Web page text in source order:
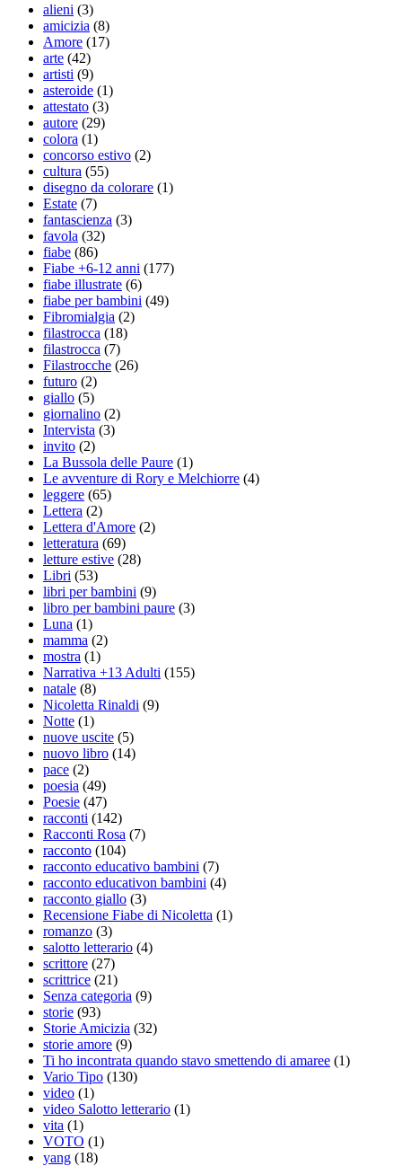
alieni (3)
amicizia (8)
Amore (17)
arte (42)
artisti (9)
asteroide (1)
attestato (3)
autore (29)
colora (1)
concorso estivo (2)
cultura (55)
disegno da colorare (1)
Estate (7)
fantascienza (3)
favola (32)
fiabe (86)
Fiabe +6-12 anni (177)
fiabe illustrate (6)
fiabe per bambini (49)
Fibromialgia (2)
filastrocca (18)
filastrocca (7)
Filastrocche (26)
futuro (2)
giallo (5)
giornalino (2)
Intervista (3)
invito (2)
La Bussola delle Paure (1)
Le avventure di Rory e Melchiorre (4)
leggere (65)
Lettera (2)
Lettera d'Amore (2)
letteratura (69)
letture estive (28)
Libri (53)
libri per bambini (9)
libro per bambini paure (3)
Luna (1)
mamma (2)
mostra (1)
Narrativa +13 Adulti (155)
natale (8)
Nicoletta Rinaldi (9)
Notte (1)
nuove uscite (5)
nuovo libro (14)
pace (2)
poesia (49)
Poesie (47)
racconti (142)
Racconti Rosa (7)
racconto (104)
racconto educativo bambini (7)
racconto educativon bambini (4)
racconto giallo (3)
Recensione Fiabe di Nicoletta (1)
romanzo (3)
salotto letterario (4)
scrittore (27)
scrittrice (21)
Senza categoria (9)
storie (93)
Storie Amicizia (32)
storie amore (9)
Ti ho incontrata quando stavo smettendo di amaree (1)
Vario Tipo (130)
video (1)
video Salotto letterario (1)
vita (1)
VOTO (1)
yang (18)